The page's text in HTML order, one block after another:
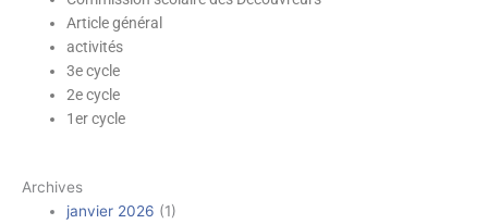
Article général
activités
3e cycle
2e cycle
1er cycle
Archives
janvier 2026 (1)